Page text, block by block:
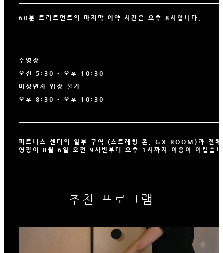
60분 트리트먼트의 마지막 예약 시간은 오후 8시입니다.
수영장
오전 5:30 - 오후 10:30
미성년자 입장 불가
오후 8:30 - 오후 10:30
피트니스 센터의 일부 구역 (스트레칭 존, GX ROOM)과 전
영장이 8월 6일 오전 9시반부터 오후 1시까지 이용이 어렵습
추천 프로그램